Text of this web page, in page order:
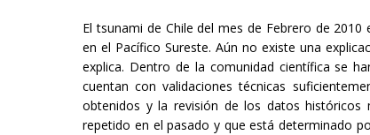
El tsunami de Chile del mes de Febrero de
en el Pacífico Sureste. Aún no existe una
explica. Dentro de la comunidad científica se
cuentan con validaciones técnicas
obtenidos y la revisión de los datos históricos
repetido en el pasado y que está determinado